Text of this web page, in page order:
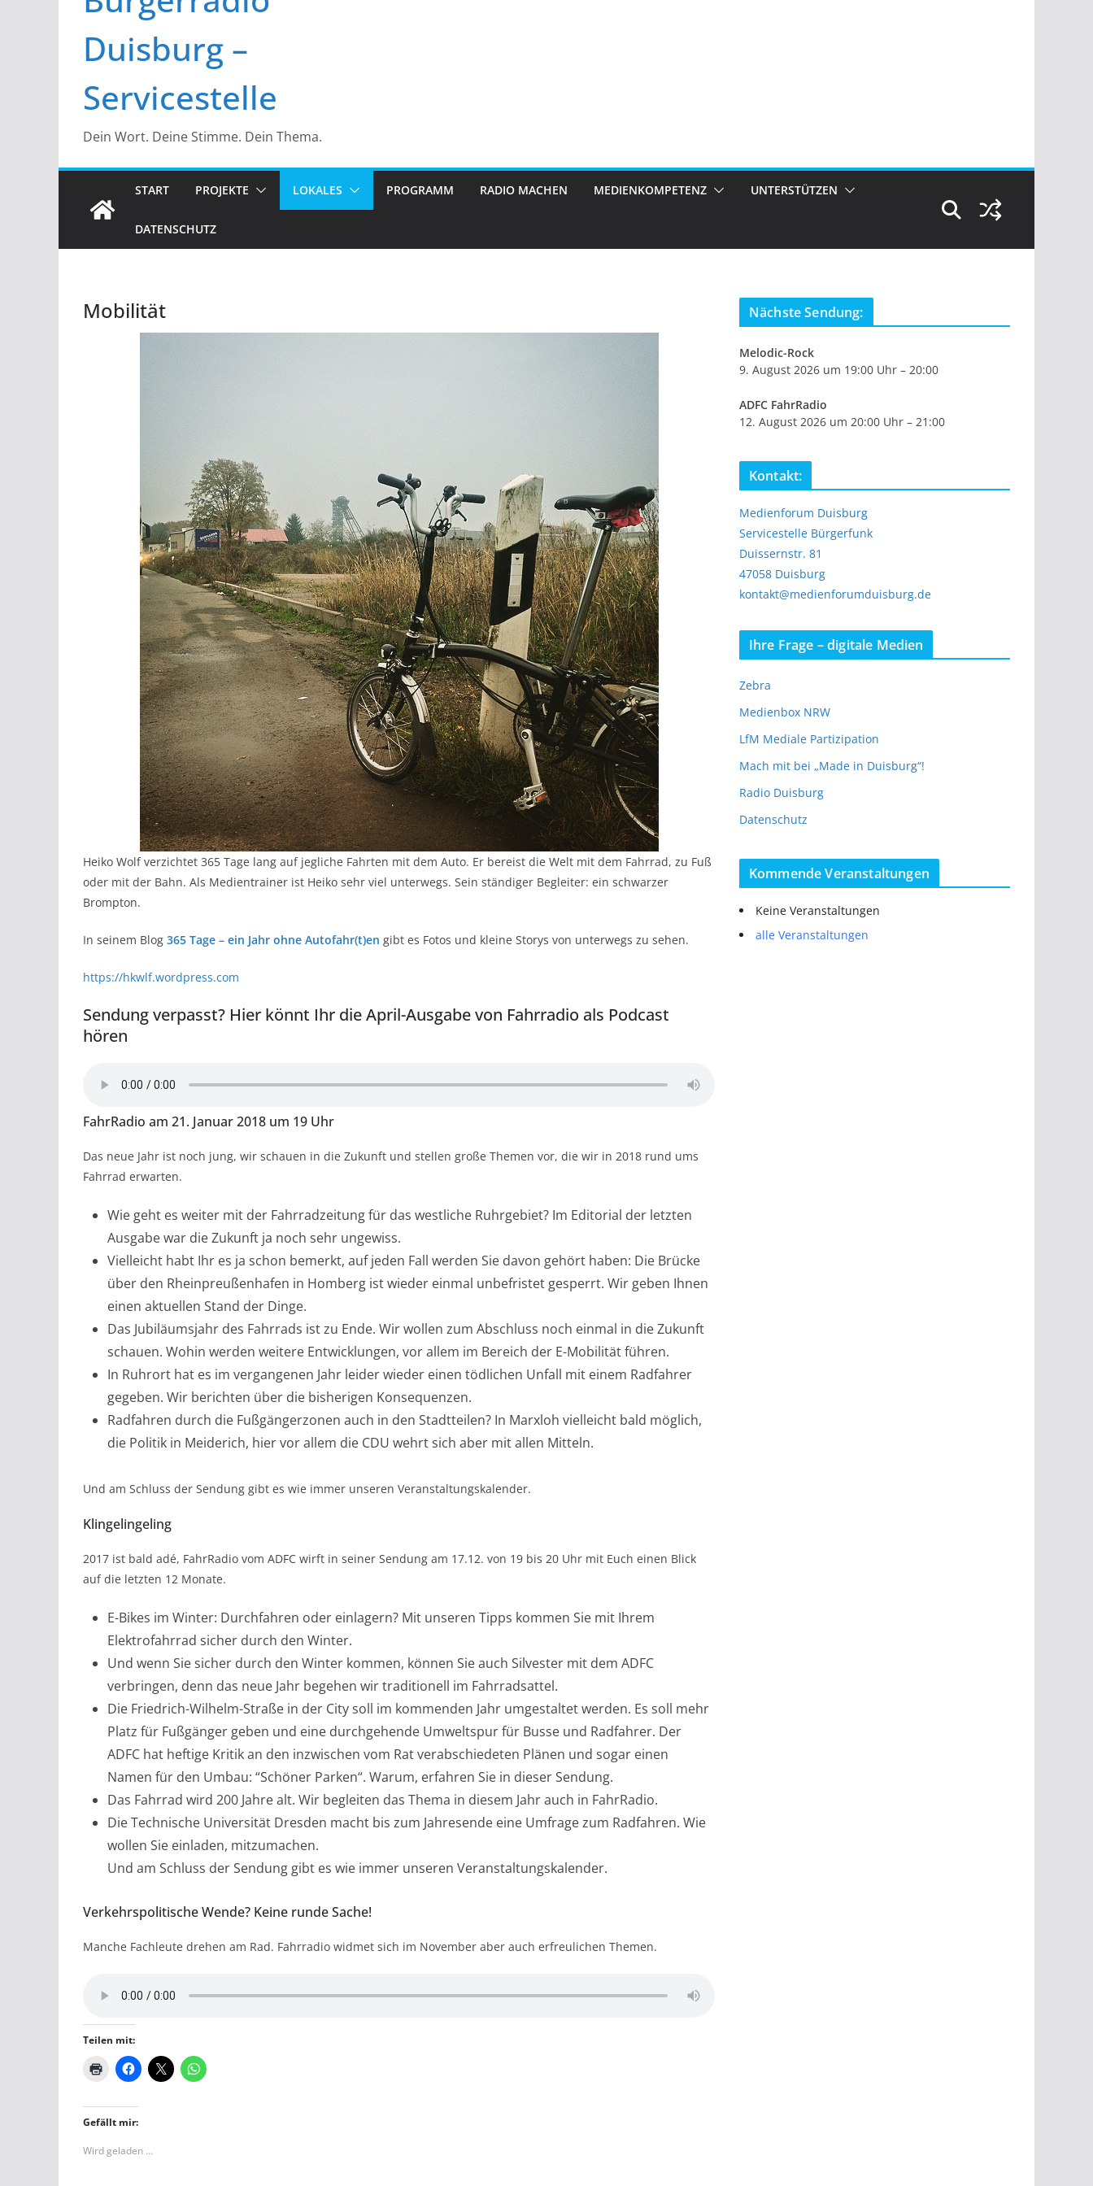
Duisburg –
Servicestelle
Dein Wort. Deine Stimme. Dein Thema.
START PROJEKTE LOKALES PROGRAMM RADIO MACHEN MEDIENKOMPETENZ UNTERSTÜTZEN
DATENSCHUTZ
Mobilität
Heiko Wolf verzichtet 365 Tage lang auf jegliche Fahrten mit dem Auto. Er bereist die Welt mit dem Fahrrad, zu Fuß
oder mit der Bahn. Als Medientrainer ist Heiko sehr viel unterwegs. Sein ständiger Begleiter: ein schwarzer
Brompton.
In seinem Blog 365 Tage – ein Jahr ohne Autofahr(t)en gibt es Fotos und kleine Storys von unterwegs zu sehen.
https://hkwlf.wordpress.com
Sendung verpasst? Hier könnt Ihr die April-Ausgabe von Fahrradio als Podcast
hören
FahrRadio am 21. Januar 2018 um 19 Uhr
Das neue Jahr ist noch jung, wir schauen in die Zukunft und stellen große Themen vor, die wir in 2018 rund ums
Fahrrad erwarten.
Wie geht es weiter mit der Fahrradzeitung für das westliche Ruhrgebiet? Im Editorial der letzten
Ausgabe war die Zukunft ja noch sehr ungewiss.
Vielleicht habt Ihr es ja schon bemerkt, auf jeden Fall werden Sie davon gehört haben: Die Brücke
über den Rheinpreußenhafen in Homberg ist wieder einmal unbefristet gesperrt. Wir geben Ihnen
einen aktuellen Stand der Dinge.
Das Jubiläumsjahr des Fahrrads ist zu Ende. Wir wollen zum Abschluss noch einmal in die Zukunft
schauen. Wohin werden weitere Entwicklungen, vor allem im Bereich der E-Mobilität führen.
In Ruhrort hat es im vergangenen Jahr leider wieder einen tödlichen Unfall mit einem Radfahrer
gegeben. Wir berichten über die bisherigen Konsequenzen.
Radfahren durch die Fußgängerzonen auch in den Stadtteilen? In Marxloh vielleicht bald möglich,
die Politik in Meiderich, hier vor allem die CDU wehrt sich aber mit allen Mitteln.
Und am Schluss der Sendung gibt es wie immer unseren Veranstaltungskalender.
Klingelingeling
2017 ist bald adé, FahrRadio vom ADFC wirft in seiner Sendung am 17.12. von 19 bis 20 Uhr mit Euch einen Blick
auf die letzten 12 Monate.
E-Bikes im Winter: Durchfahren oder einlagern? Mit unseren Tipps kommen Sie mit Ihrem
Elektrofahrrad sicher durch den Winter.
Und wenn Sie sicher durch den Winter kommen, können Sie auch Silvester mit dem ADFC
verbringen, denn das neue Jahr begehen wir traditionell im Fahrradsattel.
Die Friedrich-Wilhelm-Straße in der City soll im kommenden Jahr umgestaltet werden. Es soll mehr
Platz für Fußgänger geben und eine durchgehende Umweltspur für Busse und Radfahrer. Der
ADFC hat heftige Kritik an den inzwischen vom Rat verabschiedeten Plänen und sogar einen
Namen für den Umbau: “Schöner Parken“. Warum, erfahren Sie in dieser Sendung.
Das Fahrrad wird 200 Jahre alt. Wir begleiten das Thema in diesem Jahr auch in FahrRadio.
Die Technische Universität Dresden macht bis zum Jahresende eine Umfrage zum Radfahren. Wie
wollen Sie einladen, mitzumachen.
Und am Schluss der Sendung gibt es wie immer unseren Veranstaltungskalender.
Verkehrspolitische Wende? Keine runde Sache!
Manche Fachleute drehen am Rad. Fahrradio widmet sich im November aber auch erfreulichen Themen.
Teilen mit:
Gefällt mir:
Wird geladen …
Nächste Sendung:
Melodic-Rock
9. August 2026 um 19:00 Uhr – 20:00
ADFC FahrRadio
12. August 2026 um 20:00 Uhr – 21:00
Kontakt:
Medienforum Duisburg
Servicestelle Bürgerfunk
Duissernstr. 81
47058 Duisburg
kontakt@medienforumduisburg.de
Ihre Frage – digitale Medien
Zebra
Medienbox NRW
LfM Mediale Partizipation
Mach mit bei „Made in Duisburg“!
Radio Duisburg
Datenschutz
Kommende Veranstaltungen
Keine Veranstaltungen
alle Veranstaltungen